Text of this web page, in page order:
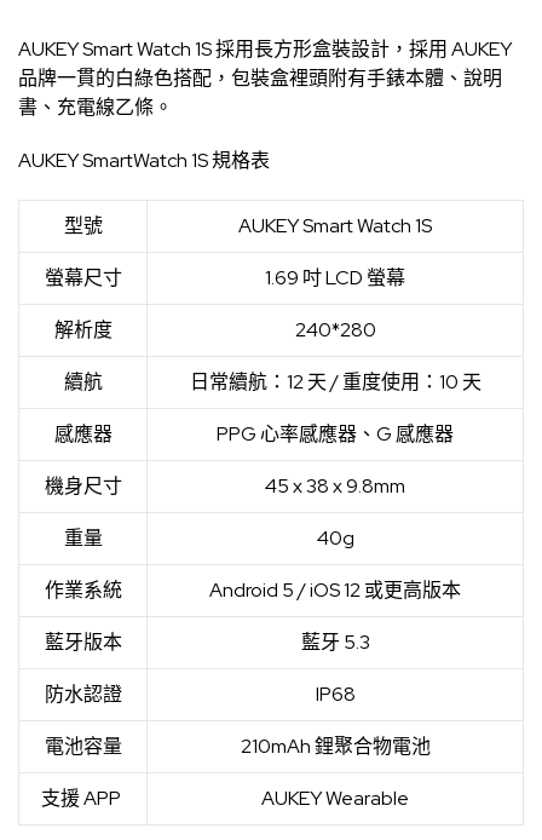
AUKEY Smart Watch 1S 採用長方形盒裝設計，採用 AUKEY
品牌一貫的白綠色搭配，包裝盒裡頭附有手錶本體、說明
書、充電線乙條。
AUKEY SmartWatch 1S 規格表
型號 AUKEY Smart Watch 1S
螢幕尺寸 1.69 吋 LCD 螢幕
解析度 240*280
續航 日常續航：12 天 / 重度使用：10 天
感應器 PPG 心率感應器、G 感應器
機身尺寸 45 x 38 x 9.8mm
重量 40g
作業系統 Android 5 / iOS 12 或更高版本
藍牙版本 藍牙 5.3
防水認證 IP68
電池容量 210mAh 鋰聚合物電池
支援 APP AUKEY Wearable